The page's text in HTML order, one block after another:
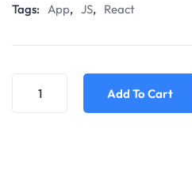
Tags: App, JS, React
Add To Cart